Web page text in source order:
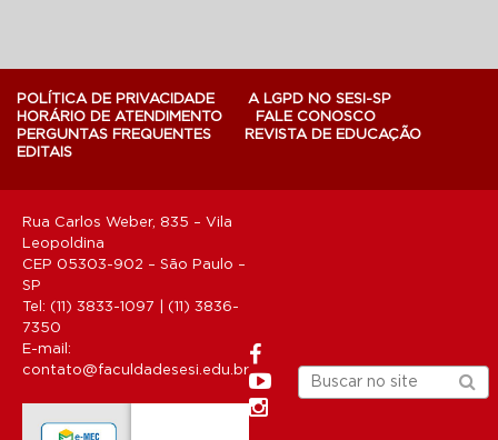
POLÍTICA DE PRIVACIDADE
A LGPD NO SESI-SP
HORÁRIO DE ATENDIMENTO
FALE CONOSCO
PERGUNTAS FREQUENTES
REVISTA DE EDUCAÇÃO
EDITAIS
Rua Carlos Weber, 835 – Vila
Leopoldina
CEP 05303-902 – São Paulo –
SP
Tel: (11) 3833-1097 | (11) 3836-
7350
E-mail:
contato@faculdadesesi.edu.br